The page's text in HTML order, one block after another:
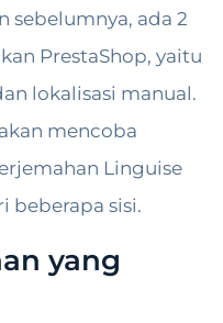
sebelumnya, ada 2
PrestaShop, yaitu
lokalisasi manual.
mencoba
Linguise
beberapa sisi.
yang